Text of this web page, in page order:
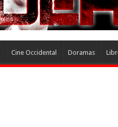
Cine Occidental Doramas